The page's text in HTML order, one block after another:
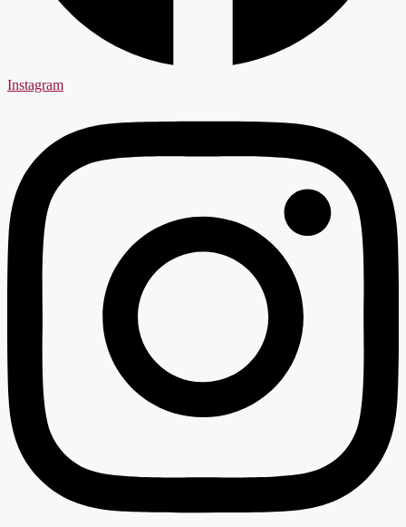
Instagram